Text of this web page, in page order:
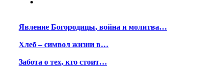
Явление Богородицы, война и молитва…
Хлеб – символ жизни в…
Забота о тех, кто стоит…